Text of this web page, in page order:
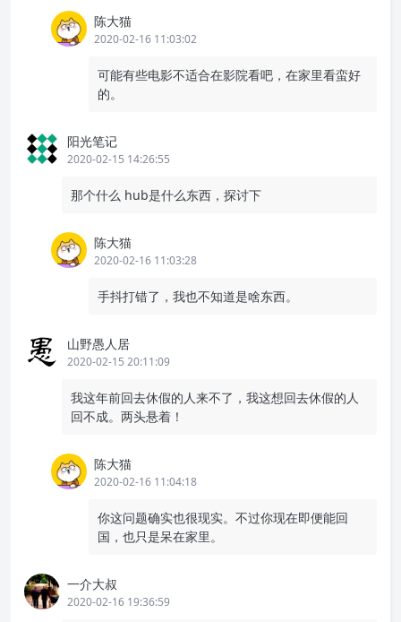
陈大猫
2020-02-16 11:03:02
可能有些电影不适合在影院看吧，在家里看蛮好
的。
阳光笔记
2020-02-15 14:26:55
那个什么 hub是什么东西，探讨下
陈大猫
2020-02-16 11:03:28
手抖打错了，我也不知道是啥东西。
山野愚人居
2020-02-15 20:11:09
我这年前回去休假的人来不了，我这想回去休假的人
回不成。两头悬着！
陈大猫
2020-02-16 11:04:18
你这问题确实也很现实。不过你现在即便能回
国，也只是呆在家里。
一介大叔
2020-02-16 19:36:59